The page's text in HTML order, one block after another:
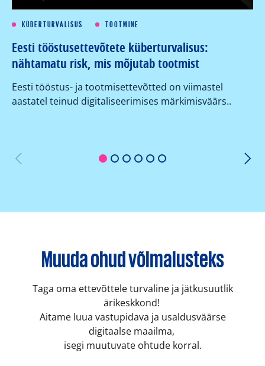
1 2 3 4 5 6
KÜBERTURVALISUS TOOTMINE
Eesti tööstusettevõtete küberturvalisus:
nähtamatu risk, mis mõjutab tootmist
Eesti tööstus- ja tootmisettevõtted on viimastel
aastatel teinud digitaliseerimises märkimisväärs..
Muuda ohud võimalusteks
Taga oma ettevõttele turvaline ja jätkusuutlik
ärikeskkond!
Aitame luua vastupidava ja usaldusväärse
digitaalse maailma,
isegi muutuvate ohtude korral.